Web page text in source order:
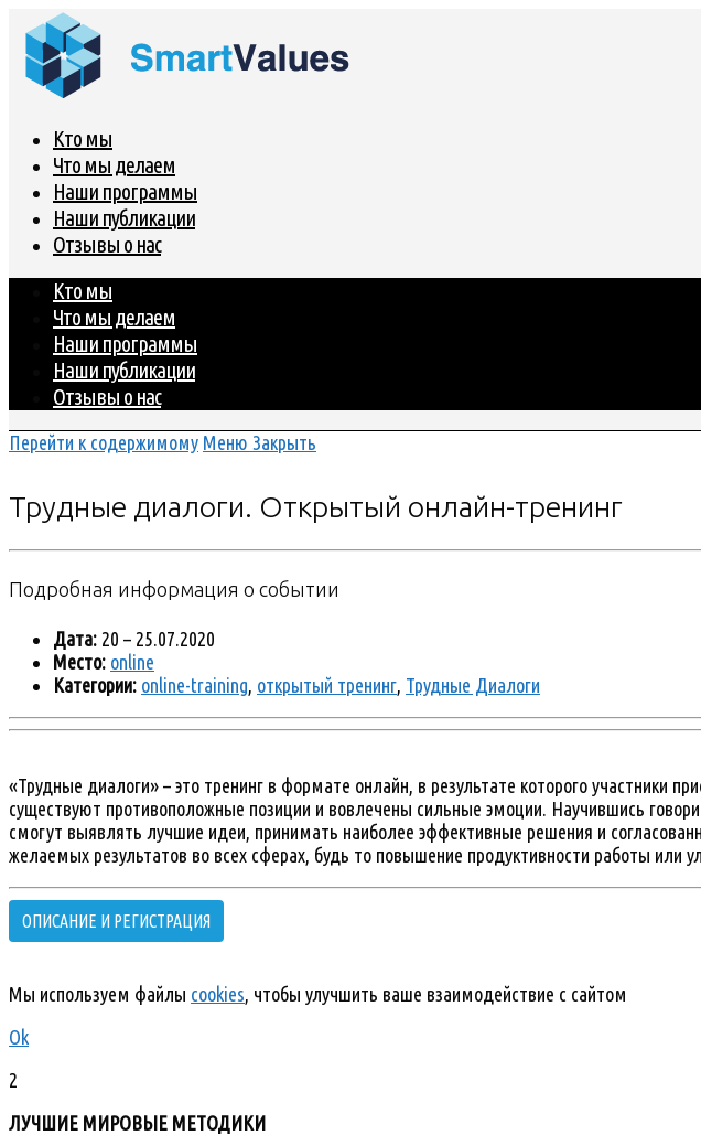
Кто мы
Что мы делаем
Наши программы
Наши публикации
Отзывы о нас
Кто мы
Что мы делаем
Наши программы
Наши публикации
Отзывы о нас
Перейти к содержимому Меню Закрыть
Трудные диалоги. Открытый онлайн-тренинг
Подробная информация о событии
Дата: 20 – 25.07.2020
Место: online
Категории: online-training открытый тренинг Трудные Диалоги
«Трудные диалоги» – это тренинг в формате онлайн, в результате которого участники
существуют противоположные позиции и вовлечены сильные эмоции. Научившись
смогут выявлять лучшие идеи, принимать наиболее эффективные решения и
желаемых результатов во всех сферах, будь то повышение продуктивности работы или
ОПИСАНИЕ И РЕГИСТРАЦИЯ
Мы используем файлы cookies , чтобы улучшить ваше взаимодействие с сайтом
Ok
2
ЛУЧШИЕ МИРОВЫЕ МЕТОДИКИ